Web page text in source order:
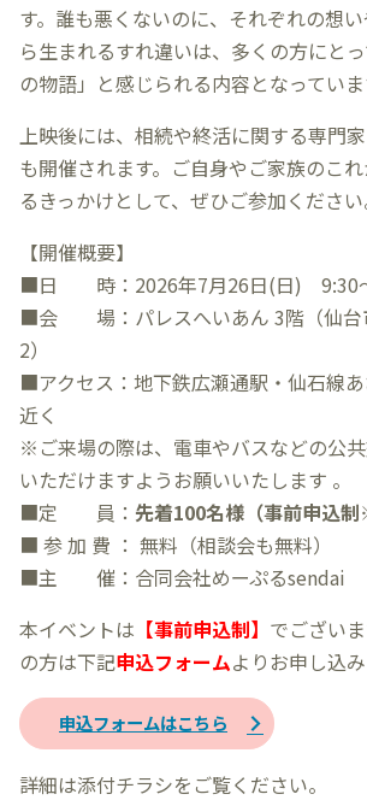
す。誰も悪くないのに、それぞれの想
ら生まれるすれ違いは、多くの方にと
の物語」と感じられる内容となっていま
上映後には、相続や終活に関する専門
も開催されます。ご自身やご家族のこ
るきっかけとして、ぜひご参加ください
【開催概要】
■日 時：2026年7月26日(日) 9:30
■会 場：パレスへいあん 3階（仙台
2）
■アクセス：地下鉄広瀬通駅・仙石線
近く
※ご来場の際は、電車やバスなどの公
いただけますようお願いいたします 。
■定 員： 先着100名様（事前申込制
■ 参 加 費 ： 無料（相談会も無料）
■主 催：合同会社めーぷるsendai
本イベントは 【事前申込制】 でござい
の方は下記申込フォームよりお申し込み
申込フォームはこちら
詳細は添付チラシをご覧ください。